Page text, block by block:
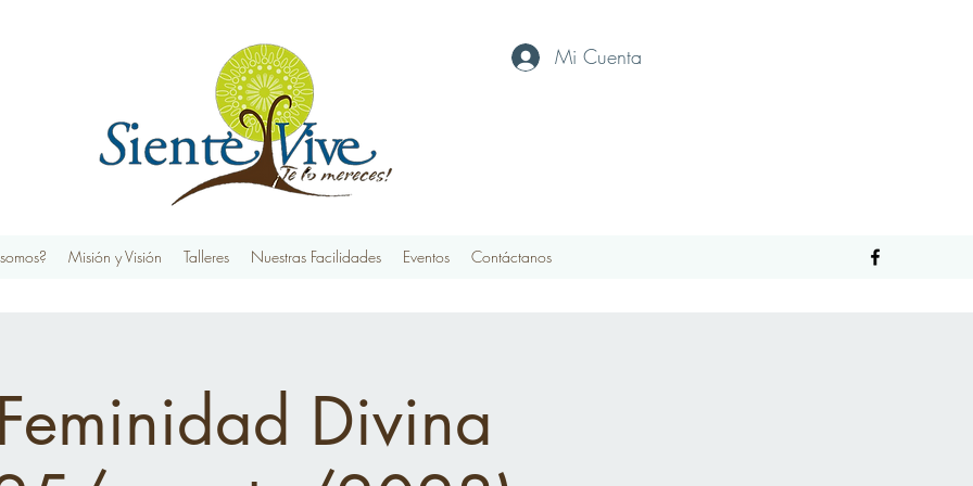
Mi Cuenta
Misión y Visión Talleres Nuestras Facilidades Eventos Contáctanos
Feminidad Divina